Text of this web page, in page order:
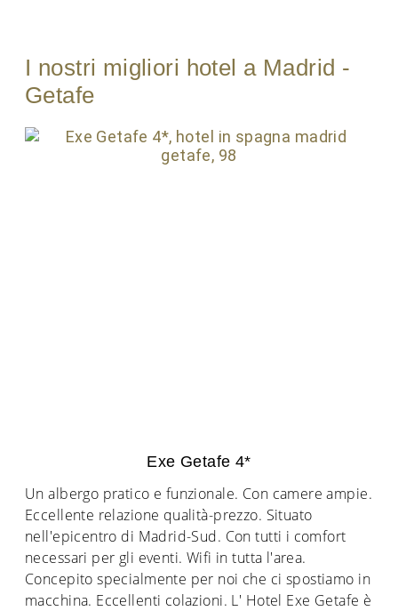
I nostri migliori hotel a Madrid -
Getafe
Exe Getafe 4*
Un albergo pratico e funzionale. Con camere ampie.
Eccellente relazione qualità-prezzo. Situato
nell'epicentro di Madrid-Sud. Con tutti i comfort
necessari per gli eventi. Wifi in tutta l'area.
Concepito specialmente per noi che ci spostiamo in
macchina. Eccellenti colazioni. L' Hotel Exe Getafe è